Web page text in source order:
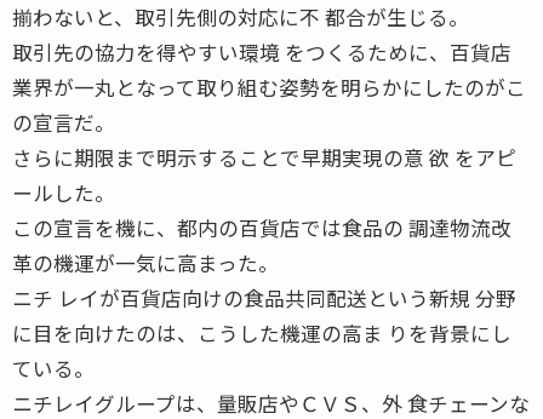
揃わないと、取引先側の対応に不 都合が生じる。
取引先の協力を得やすい環境 をつくるために、百貨店
業界が一丸となって取り組む姿勢を明らかにしたのがこ
の宣言だ。
さらに期限まで明示することで早期実現の意 欲 をアピ
ールした。
この宣言を機に、都内の百貨店では食品の 調達物流改
革の機運が一気に高まった。
ニチ レイが百貨店向けの食品共同配送という新規 分野
に目を向けたのは、こうした機運の高ま りを背景にし
ている。
ニチレイグループは、量販店やＣＶＳ、外 食チェーンな